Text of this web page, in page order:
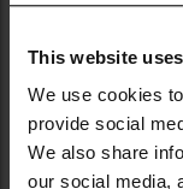
This website
We use cookies
provide social
We also share
our social media,
DO